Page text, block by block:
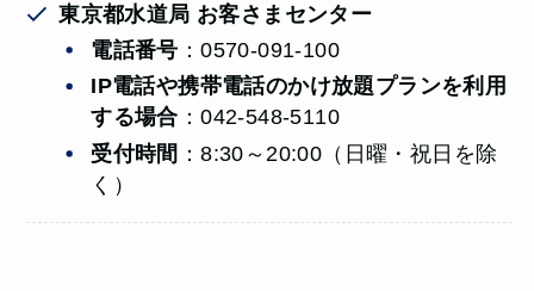
東京都水道局 お客さまセンター
電話番号 ：0570-091-100
IP電話や携帯電話のかけ放題プランを利用
する場合 ：042-548-5110
受付時間 ：8:30～20:00（日曜・祝日を除
く）